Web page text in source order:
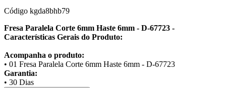
Código kgda8bhb79
Fresa Paralela Corte 6mm Haste 6mm - D-67723 -
Características Gerais do Produto:
Acompanha o produto:
• 01 Fresa Paralela Corte 6mm Haste 6mm - D-67723
Garantia:
• 30 Dias